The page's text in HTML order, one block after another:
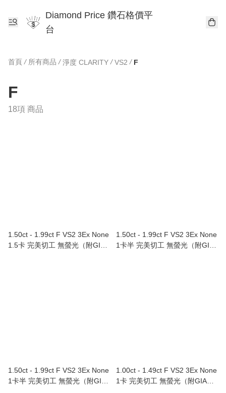
Diamond Price 鑽石格價平
台
首頁 / 所有商品 / 淨度 CLARITY / VS2 / F
F
18項 商品
1.50ct - 1.99ct F VS2 3Ex None
1.5卡 完美切工 無螢光（附GIA
1.50ct - 1.99ct F VS2 3Ex None
1卡半 完美切工 無螢光（附GIA
1.50ct - 1.99ct F VS2 3Ex None
1卡半 完美切工 無螢光（附GIA
1.00ct - 1.49ct F VS2 3Ex None
1卡 完美切工 無螢光（附GIA證